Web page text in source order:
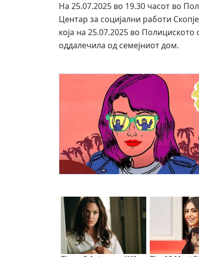
На 25.07.2025 во 19.30 часот во
Центар за социјални работи
која на 25.07.2025 во
оддалечила од семејниот дом.